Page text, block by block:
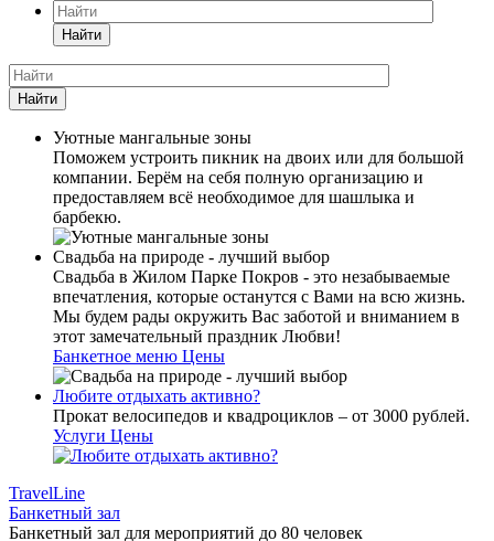
Найти
Найти
Уютные мангальные зоны
Поможем устроить пикник на двоих или для большой
компании. Берём на себя полную организацию и
предоставляем всё необходимое для шашлыка и
барбекю.
Свадьба на природе - лучший выбор
Свадьба в Жилом Парке Покров - это незабываемые
впечатления, которые останутся с Вами на всю жизнь.
Мы будем рады окружить Вас заботой и вниманием в
этот замечательный праздник Любви!
Банкетное меню Цены
Любите отдыхать активно?
Прокат велосипедов и квадроциклов – от 3000 рублей.
Услуги Цены
TravelLine
Банкетный зал
Банкетный зал для мероприятий до 80 человек